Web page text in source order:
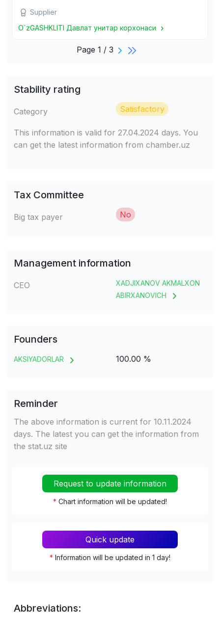
Supplier
O`zGASHKLITI Давлат унитар корхонаси
Page 1 / 3
Stability rating
Category Satisfactory
This information is valid for 27.04.2024 days. You
can get the latest information from chamber.uz
Tax Committee
Big tax payer No
Management information
CEO
XADJIXANOV AKMALXON
ABIRXANOVICH
Founders
AKSIYADORLAR 100.00 %
Reminder
The above information is current for 10.11.2024
days. The latest you can get the information from
the stat.uz site
Request to update information
* Chart information will be updated!
Quick update
* Information will be updated in 1 day!
Abbreviations: